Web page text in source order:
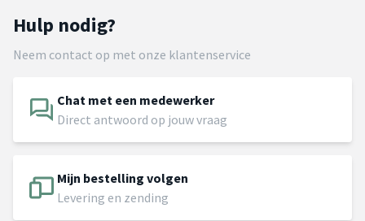
Hulp nodig?
Neem contact op met onze klantenservice
Chat met een medewerker
Direct antwoord op jouw vraag
Mijn bestelling volgen
Levering en zending